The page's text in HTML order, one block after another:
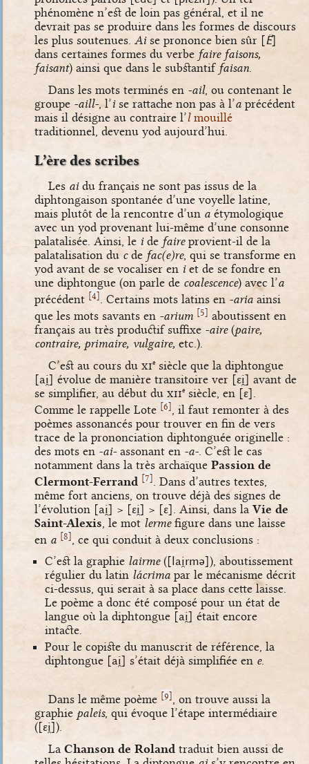
phénomène n’est de loin pas général, et il ne
devrait pas se produire dans les formes de discours
les plus soutenues. Aise prononce bien sûr [Ë]
dans certaines formes du verbe faire faisons,
faisant) ainsi que dans le substantif faisan.
Dans les mots terminés en -ail, ou contenant le
groupe -aill-, l’ise rattache non pas à l’a précédent
mais il désigne au contraire l’lmouillé
traditionnel, devenu yod aujourd’hui.
L’ère des scribes
Les aidu français ne sont pas issus de la
diphtongaison spontanée d’une voyelle latine,
mais plutôt de la rencontre d’un a étymologique
avec un yod provenant lui-même d’une consonne
palatalisée. Ainsi, le ide faireprovient-il de la
palatalisation du cde fac(e)re, qui se transforme en
yod avant de se vocaliser en iet de se fondre en
une diphtongue (on parle de coalescence) avec l’a
précédent [4]. Certains mots latins en -aria ainsi
que les mots savants en -arium [5] aboutissent en
français au très productif suffixe -aire(paire,
contraire, primaire, vulgaire, etc.).
C’est au cours du xie siècle que la diphtongue
[ai̯] évolue de manière transitoire ver [ɛi̯] avant de
se simplifier, au début du xiie siècle, en [ɛ]
Comme le rappelle Lote [6]
, il faut remonter à des
poèmes assonancés pour trouver en fin de vers
trace de la prononciation diphtonguée originelle :
des mots en -ai-assonant en -a-. C’est le cas
notamment dans la très archaïque Passion de
Clermont-Ferrand [7]
. Dans d’autres textes,
même fort anciens, on trouve déjà des signes de
l’évolution [ai̯] > [ɛi̯] > [ɛ] . Ainsi, dans la Vie de
Saint-Alexis , le mot lermefigure dans une laisse
en a [8]
, ce qui conduit à deux conclusions :
C’est la graphie lairme([lai̯rmə]), aboutissement
régulier du latin lácrima par le mécanisme décrit
ci-dessus, qui serait à sa place dans cette laisse.
Le poème a donc été composé pour un état de
langue où la diphtongue [ai̯] était encore
intacte.
Pour le copiste du manuscrit de référence, la
diphtongue [ai̯] s’était déjà simplifiée en e.
Dans le même poème [9], on trouve aussi la
graphie paleis, qui évoque l’étape intermédiaire
([ɛi̯]).
La Chanson de Roland traduit bien aussi de